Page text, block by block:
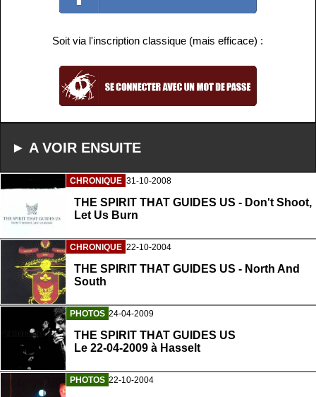
Soit via l'inscription classique (mais efficace) :
► A VOIR ENSUITE
CHRONIQUE 31-10-2008
THE SPIRIT THAT GUIDES US - Don't Shoot,
Let Us Burn
CHRONIQUE 22-10-2004
THE SPIRIT THAT GUIDES US - North And
South
PHOTOS 24-04-2009
THE SPIRIT THAT GUIDES US
Le 22-04-2009 à Hasselt
PHOTOS 22-10-2004